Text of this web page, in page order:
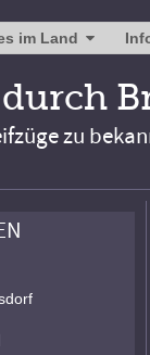
im Land
zu